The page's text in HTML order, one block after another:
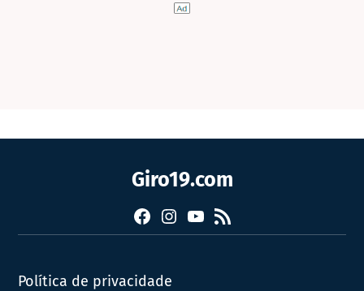
Giro19.com
FacebookInstagram
YouTube
RSS
Política de privacidade